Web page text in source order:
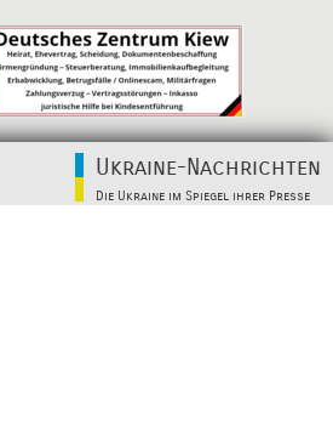
Ukraine-Nachrichten
Die Ukraine im Spiegel ihrer Presse